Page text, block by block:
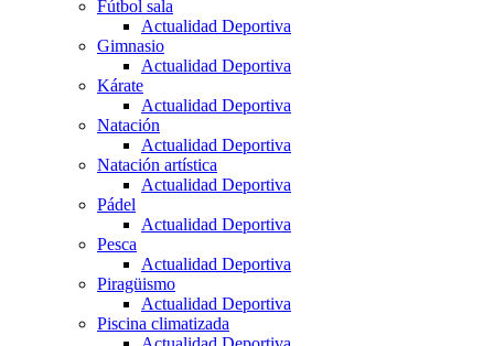
Fútbol sala
Actualidad Deportiva
Gimnasio
Actualidad Deportiva
Kárate
Actualidad Deportiva
Natación
Actualidad Deportiva
Natación artística
Actualidad Deportiva
Pádel
Actualidad Deportiva
Pesca
Actualidad Deportiva
Piragüismo
Actualidad Deportiva
Piscina climatizada